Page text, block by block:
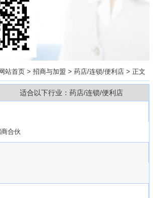
网站首页 > 招商与加盟 > 药店/连锁/便利店 > 正文
适合以下行业：药店/连锁/便利店
合伙